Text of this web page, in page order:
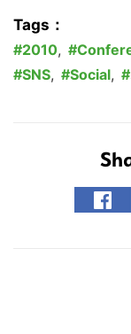
Tags：
2010,
SNS, Social,
こ
の
サ